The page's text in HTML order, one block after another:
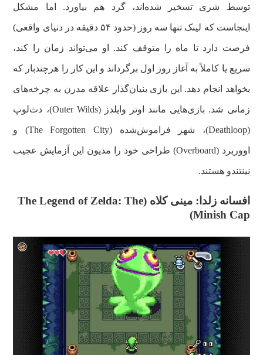
توسط شری تسخیر شده‌اند، گرد هم بیاورد. اما مشکل
اینجاست که لینک تنها سه روز (حدود ۵۴ دقیقه در دنیای واقعی)
فرصت دارد تا ماه را متوقف کند. او می‌تواند زمان را کند،
سریع یا کاملاً به آغاز روز اول برگرداند و این کار را هرچندبار که
بخواهد انجام دهد. این بازی بنیان‌گذار علاقه مدرن به چرخه‌های
زمانی شد. بازی‌هایی مانند اوتر وایلدز (Outer Wilds)، دث‌لوپ
(Deathloop)، شهر فراموش‌شده (The Forgotten City) و
اووربرد (Overboard) طراحی خود را مدیون این آزمایش عجیب
نینتندو هستند.
افسانه زلدا: مینی کلاه (The Legend of Zelda: The
Minish Cap)